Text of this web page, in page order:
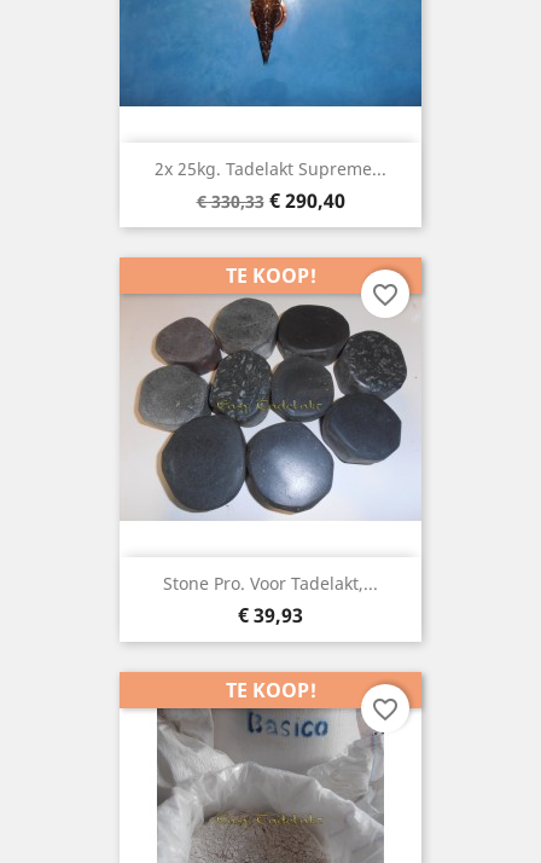
2x 25kg. Tadelakt Supreme...
Basisprijs
€ 330,33 Prijs
€ 290,40
Stone Pro. Voor Tadelakt,...
Prijs
€ 39,93
TE KOOP!
favorite_border
TE KOOP!
favorite_border